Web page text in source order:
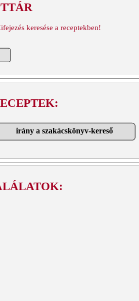
keresése a receptekben!
irány a szakácskönyv-kereső